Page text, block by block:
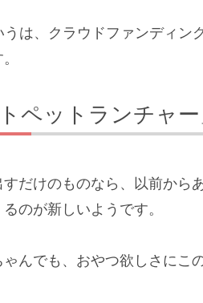
は、クラウドファンディン
トペットランチャ
だけのものなら、以前から
のが新しいようです。
んでも、おやつ欲しさにこ